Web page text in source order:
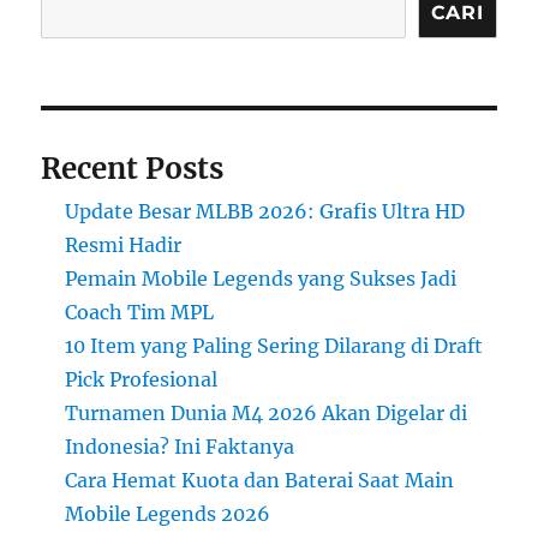
CARI
Recent Posts
Update Besar MLBB 2026: Grafis Ultra HD
Resmi Hadir
Pemain Mobile Legends yang Sukses Jadi
Coach Tim MPL
10 Item yang Paling Sering Dilarang di Draft
Pick Profesional
Turnamen Dunia M4 2026 Akan Digelar di
Indonesia? Ini Faktanya
Cara Hemat Kuota dan Baterai Saat Main
Mobile Legends 2026